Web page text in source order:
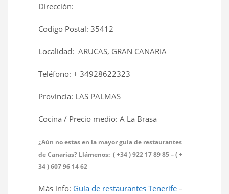
Dirección:
Codigo Postal: 35412
Localidad: ARUCAS, GRAN CANARIA
Teléfono: + 34928622323
Provincia: LAS PALMAS
Cocina / Precio medio: A La Brasa
¿Aún no estas en la mayor guía de restaurantes
de Canarias? Llámenos: ( +34 ) 922 17 89 85 – ( +
34 ) 607 96 14 62
Más info: Guía de restaurantes Tenerife –